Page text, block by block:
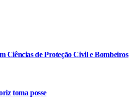
Ciências de Proteção Civil e Bombeiros
toma posse